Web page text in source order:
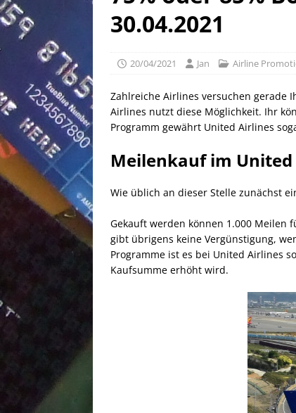
EXPRESS
[ 25/04/2026 ]
30.04.2021
20/04/2021 Jan Airline
Zahlreiche Airlines versuchen gerade
Airlines nutzt diese Möglichkeit. Ihr
Programm gewährt United Airlines
Meilenkauf im
Wie üblich an dieser Stelle zunächst
Gekauft werden können 1.000 Meilen
gibt übrigens keine Vergünstigung,
Programme ist es bei United Airlines
Kaufsumme erhöht wird.